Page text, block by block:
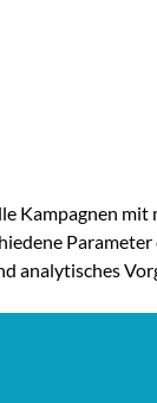
analytisches